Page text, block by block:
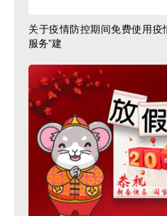
关于疫情防控期间免费使用
服务”建